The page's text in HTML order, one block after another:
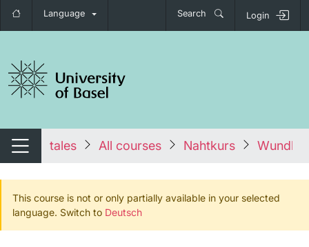
Language Search Login
navigation
Switch navigation
tales All courses Nahtkurs
This course is not or only partially available in your selected
language. Switch to Deutsch